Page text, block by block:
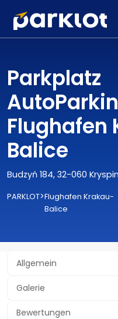
Parkplatz
Flughafen
Balice
Budzyń 184, 32-060
PARKLOT>Flughafen Krakau-
Balice
Allgemein
Galerie
Bewertungen